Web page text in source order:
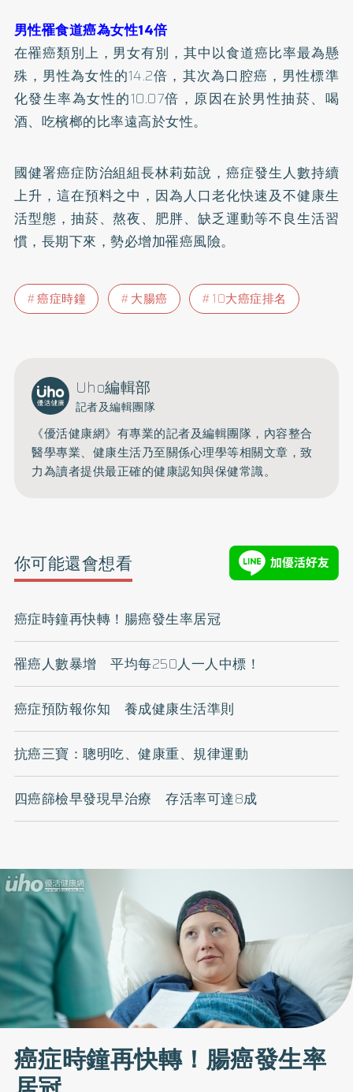
男性罹食道癌為女性14倍
在罹癌類別上，男女有別，其中以食道癌比率最為懸
殊，男性為女性的14.2倍，其次為口腔癌，男性標準
化發生率為女性的10.07倍，原因在於男性抽菸、喝
酒、吃檳榔的比率遠高於女性。
國健署癌症防治組組長林莉茹說，癌症發生人數持續
上升，這在預料之中，因為人口老化快速及不健康生
活型態，抽菸、熬夜、肥胖、缺乏運動等不良生活習
慣，長期下來，勢必增加罹癌風險。
癌症時鐘 大腸癌 10大癌症排名
Uho編輯部
記者及編輯團隊
《優活健康網》有專業的記者及編輯團隊，內容整合
醫學專業、健康生活乃至關係心理學等相關文章，致
力為讀者提供最正確的健康認知與保健常識。
你可能還會想看
癌症時鐘再快轉！腸癌發生率居冠
罹癌人數暴增 平均每250人一人中標！
癌症預防報你知 養成健康生活準則
抗癌三寶：聰明吃、健康重、規律運動
四癌篩檢早發現早治療 存活率可達8成
癌症時鐘再快轉！腸癌發生率